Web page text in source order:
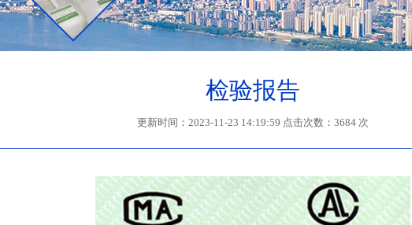
检验报告
更新时间：2023-11-23 14:19:59 点击次数：3684 次